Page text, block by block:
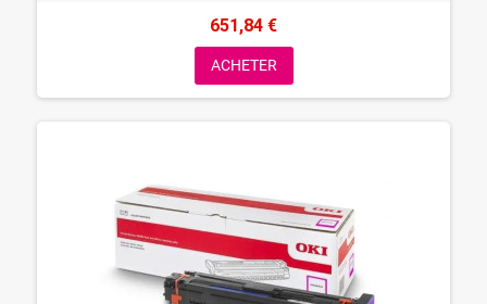
651,84 €
ACHETER